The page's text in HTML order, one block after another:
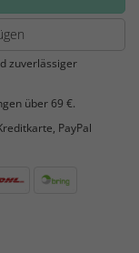
zuverlässiger
über 69 €.
PayPal